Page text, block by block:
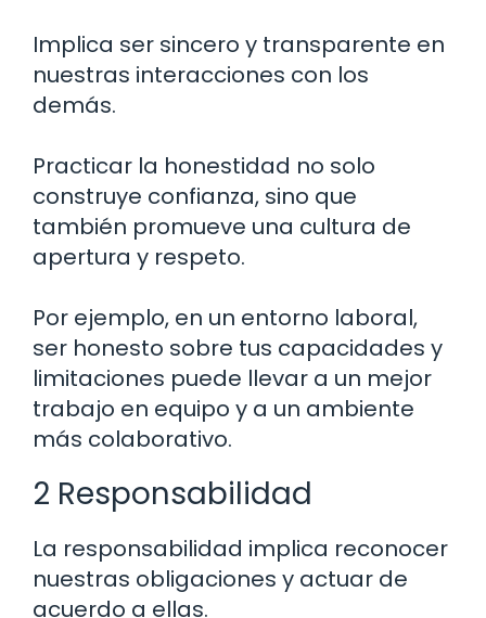
Implica ser sincero y transparente en
nuestras interacciones con los
demás.
Practicar la honestidad no solo
construye confianza, sino que
también promueve una cultura de
apertura y respeto.
Por ejemplo, en un entorno laboral,
ser honesto sobre tus capacidades y
limitaciones puede llevar a un mejor
trabajo en equipo y a un ambiente
más colaborativo.
2 Responsabilidad
La responsabilidad implica reconocer
nuestras obligaciones y actuar de
acuerdo a ellas.